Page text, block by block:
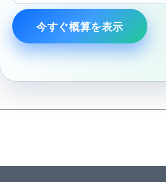
今すぐ概算を表示